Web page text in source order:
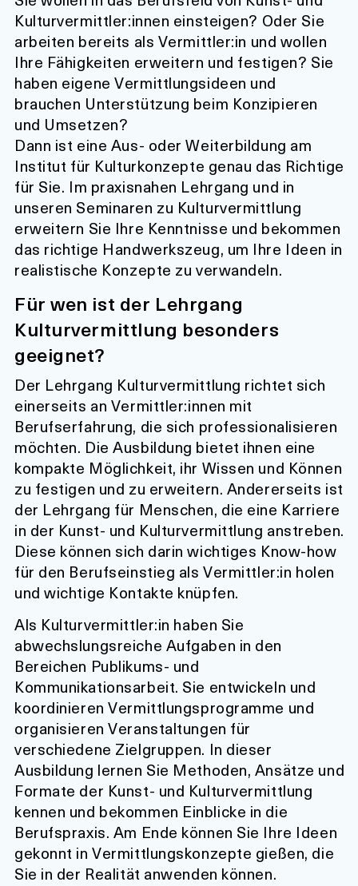
Kulturvermittler:innen einsteigen? Oder Sie
arbeiten bereits als Vermittler:in und wollen
Ihre Fähigkeiten erweitern und festigen? Sie
haben eigene Vermittlungsideen und
brauchen Unterstützung beim Konzipieren
und Umsetzen?
Dann ist eine Aus- oder Weiterbildung am
Institut für Kulturkonzepte genau das Richtige
für Sie. Im praxisnahen Lehrgang und in
unseren Seminaren zu Kulturvermittlung
erweitern Sie Ihre Kenntnisse und bekommen
das richtige Handwerkszeug, um Ihre Ideen in
realistische Konzepte zu verwandeln.
Für wen ist der Lehrgang
Kulturvermittlung besonders
geeignet?
Der Lehrgang Kulturvermittlung richtet sich
einerseits an Vermittler:innen mit
Berufserfahrung, die sich professionalisieren
möchten. Die Ausbildung bietet ihnen eine
kompakte Möglichkeit, ihr Wissen und Können
zu festigen und zu erweitern. Andererseits ist
der Lehrgang für Menschen, die eine Karriere
in der Kunst- und Kulturvermittlung anstreben.
Diese können sich darin wichtiges Know-how
für den Berufseinstieg als Vermittler:in holen
und wichtige Kontakte knüpfen.
Als Kulturvermittler:in haben Sie
abwechslungsreiche Aufgaben in den
Bereichen Publikums- und
Kommunikationsarbeit. Sie entwickeln und
koordinieren Vermittlungsprogramme und
organisieren Veranstaltungen für
verschiedene Zielgruppen. In dieser
Ausbildung lernen Sie Methoden, Ansätze und
Formate der Kunst- und Kulturvermittlung
kennen und bekommen Einblicke in die
Berufspraxis. Am Ende können Sie Ihre Ideen
gekonnt in Vermittlungskonzepte gießen, die
Sie in der Realität anwenden können.